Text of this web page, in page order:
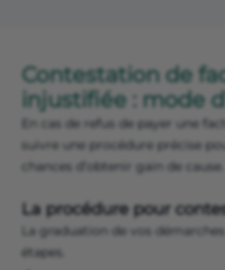
Contestation de
injustifiée : mode
En cas de refus de payer une
suivre une procédure précise
chances d’obtenir gain de cause.
La procédure pour
La graduation de vos
étapes.